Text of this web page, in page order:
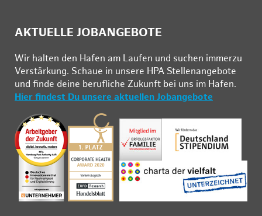
AKTUELLE JOBANGEBOTE
Wir hal­ten den Ha­fen am Lau­fen und su­chen im­mer­zu
Ver­stär­kung. Schau­e in un­se­re HPA Stel­len­an­ge­bo­te
und fin­de deine be­ruf­li­che Zu­kunft bei uns im Ha­fen.
Hier findest Du unsere aktuellen Jobangebote